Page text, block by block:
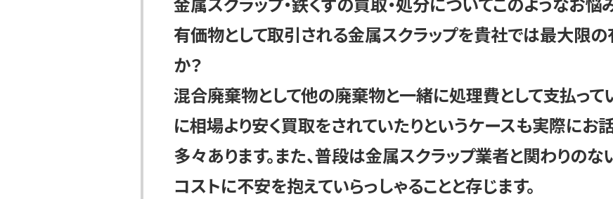
有価物として取引される金属スクラップを貴社では最大限
か？
混合廃棄物として他の廃棄物と一緒に処理費として支払って
に相場より安く買取をされていたりというケースも実際にお
多々あります。また、普段は金属スクラップ業者と関わりの
コストに不安を抱えていらっしゃることと存じます。